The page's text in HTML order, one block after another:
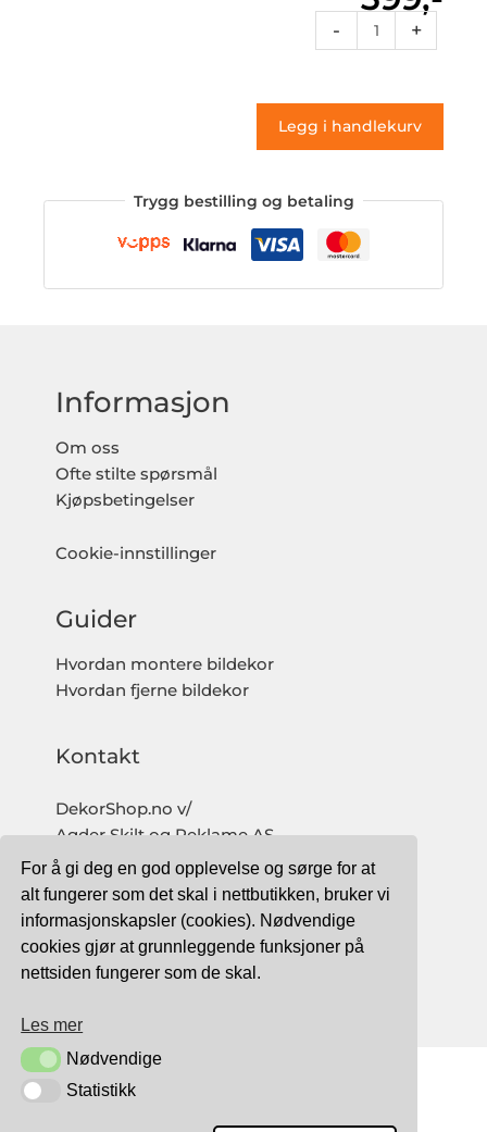
For å gi deg en god opplevelse og sørge for at
alt fungerer som det skal i nettbutikken, bruker vi
informasjonskapsler (cookies). Nødvendige
cookies gjør at grunnleggende funksjoner på
nettsiden fungerer som de skal.
Les mer
NødvendigeNødvendige
StatistikkStatistikk
-
034
antall
+
Legg i handlekurv
Trygg bestilling og betaling
Informasjon
Om oss
Ofte stilte spørsmål
Kjøpsbetingelser
Cookie-innstillinger
Guider
Hvordan montere bildekor
Hvordan fjerne bildekor
Kontakt
DekorShop.no v/
Agder Skilt og Reklame AS
Org. nr: 997 633 016 MVA
salg@dekorshop.no
Tlf: 959 32 123
09.00 - 16.00
TRYGG BETALING MED: